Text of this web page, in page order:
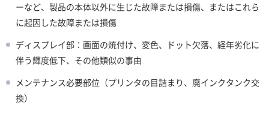
ーなど、製品の本体以外に生じた故障または損傷、またはこれら
に起因した故障または損傷
ディスプレイ部：画面の焼付け、変色、ドット欠落、経年劣化に
伴う輝度低下、その他類似の事由
メンテナンス必要部位（プリンタの目詰まり、廃インクタンク交
換）